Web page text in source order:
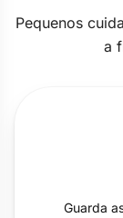
Pequenos
a
Guarda